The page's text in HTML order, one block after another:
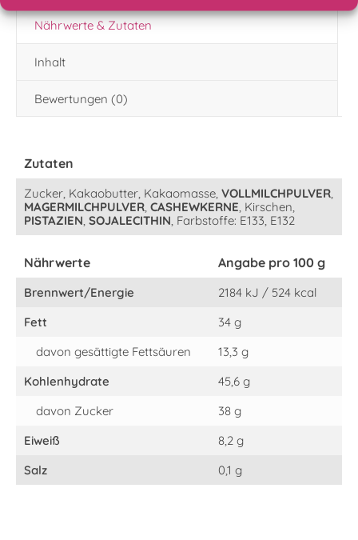
Nährwerte & Zutaten
Inhalt
Bewertungen (0)
Zutaten
Zucker, Kakaobutter, Kakaomasse, VOLLMILCHPULVER,
MAGERMILCHPULVER, CASHEWKERNE, Kirschen,
PISTAZIEN, SOJALECITHIN, Farbstoffe: E133, E132
Nährwerte Angabe pro 100 g
Brennwert/Energie
2184 kJ / 524 kcal
Fett
34 g
davon gesättigte Fettsäuren
13,3 g
Kohlenhydrate
45,6 g
davon Zucker
38 g
Eiweiß
8,2 g
Salz
0,1 g